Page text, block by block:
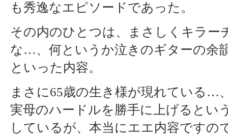
も秀逸なエピソードであった。
その内のひとつは、まさしくキラー
な…、何というか泣きのギターの余
といった内容。
まさに65歳の生き様が現れている…
実母のハードルを勝手に上げるとい
しているが、本当にエエ内容ですの